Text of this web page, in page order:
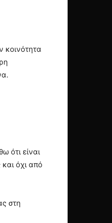
κοινότητα
ότι είναι
όχι από
στη